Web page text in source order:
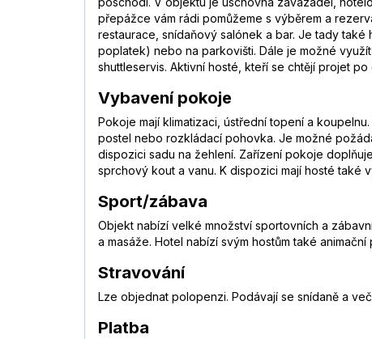
přepážce vám rádi pomůžeme s výběrem a
restaurace, snídaňový salónek a bar. Je tady
poplatek) nebo na parkovišti. Dále je možné
shuttleservis. Aktivní hosté, kteří se chtějí projet
Vybavení pokoje
Pokoje mají klimatizaci, ústřední topení a
postel nebo rozkládací pohovka. Je možné
dispozici sadu na žehlení. Zařízení pokoje
sprchový kout a vanu. K dispozici mají hosté
Sport/zábava
Objekt nabízí velké množství sportovních a
a masáže. Hotel nabízí svým hostům také
Stravování
Lze objednat polopenzi. Podávají se snídaně a
Platba